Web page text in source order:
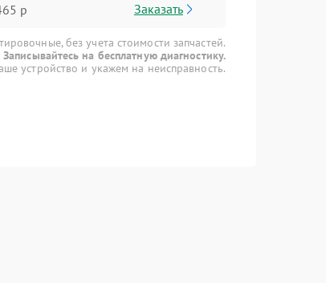
р Заказать
без учета стоимости запчастей.
Записывайтесь на бесплатную диагностику.
устройство и укажем на неисправность.